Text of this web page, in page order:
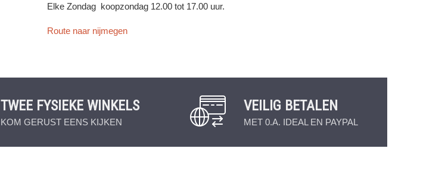
Elke Zondag koopzondag 12.00 tot 17.00 uur.
Route naar nijmegen
TWEE FYSIEKE WINKELS
KOM GERUST EENS KIJKEN
VEILIG BETALEN
MET 0.A. IDEAL EN PAYPAL